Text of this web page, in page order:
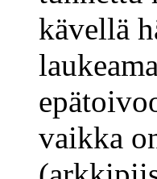
kävellä
vaikka